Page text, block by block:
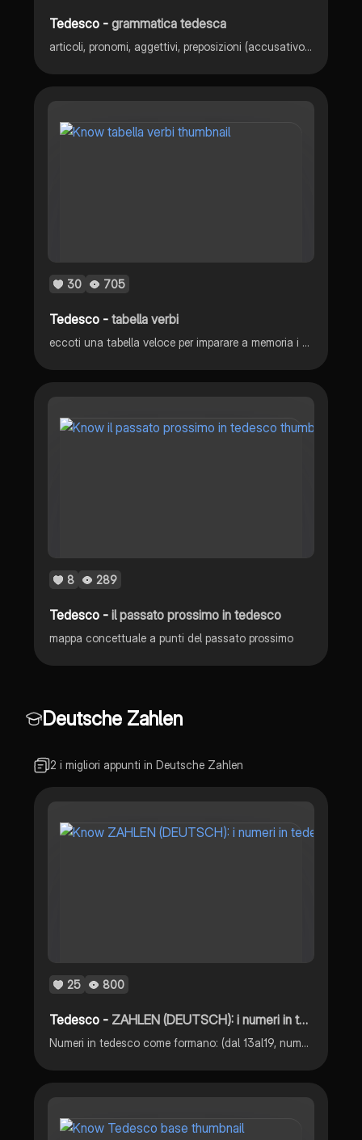
Tedesco -grammatica tedesca
articoli, pronomi, aggettivi, preposizioni (accusativo, dativo) verbi, ausiliari, modali, il verbo sapere, verbi separabili e non, verbi deboli, verbi forti, aggettivi, termini e frasi utili, avverbi, subordinate, tempo, complementi, congiunzioni
30 705
Tedesco -tabella verbi
eccoti una tabella veloce per imparare a memoria i verbi in tedesco
8 289
Tedesco -il passato prossimo in tedesco
mappa concettuale a punti del passato prossimo
Deutsche Zahlen
2 i migliori appunti in Deutsche Zahlen
25 800
Tedesco - ZAHLEN (DEUTSCH): i numeri in tedesco
Numeri in tedesco come formano: (dal 13al19, numeri che terminano con 0, dal 21al99 esclusi i numeri che terminano con 0) con esempi